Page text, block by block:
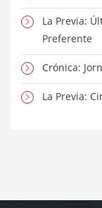
La Previa:
Preferente
Crónica:
La Previa: